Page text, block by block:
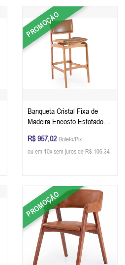
PROMOÇÃO
Banqueta Cristal Fixa de
Madeira Encosto Estofado
- Personalizável
R$ 957,02 Boleto/Pix
ou em 10x sem juros de R$ 106,34
PROMOÇÃO